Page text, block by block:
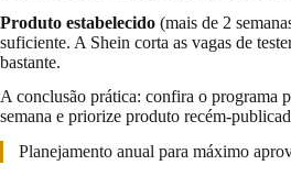
Produto estabelecido (mais de 2
suficiente. A Shein corta as vagas de
bastante.
A conclusão prática: confira o programa
semana e priorize produto recém-
Planejamento anual para máximo